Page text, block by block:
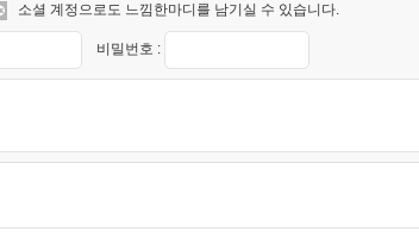
소셜 계정으로도 느낌한마디를 남기실 수 있습니다.
비밀번호 :